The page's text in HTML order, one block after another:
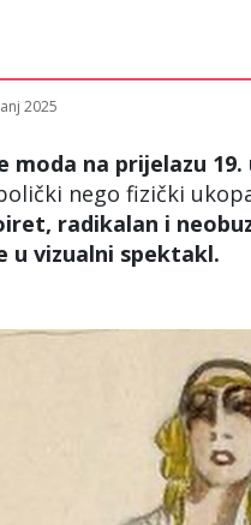
2025
moda na prijelazu
nego fizički
radikalan i
u vizualni spektakl.